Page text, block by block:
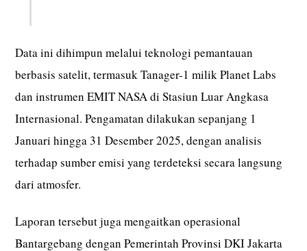
Data ini dihimpun melalui teknologi pemantauan
berbasis satelit, termasuk Tanager-1 milik Planet Labs
dan instrumen EMIT NASA di Stasiun Luar Angkasa
Internasional. Pengamatan dilakukan sepanjang 1
Januari hingga 31 Desember 2025, dengan analisis
terhadap sumber emisi yang terdeteksi secara langsung
dari atmosfer.
Laporan tersebut juga mengaitkan operasional
Bantargebang dengan Pemerintah Provinsi DKI Jakarta